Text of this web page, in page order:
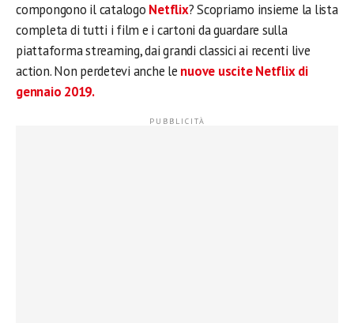
compongono il catalogo Netflix? Scopriamo insieme la lista
completa di tutti i film e i cartoni da guardare sulla
piattaforma streaming, dai grandi classici ai recenti live
action. Non perdetevi anche le nuove uscite Netflix di
gennaio 2019.